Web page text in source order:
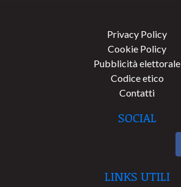
Privacy Policy
Cookie Policy
Pubblicità elettorale
Codice etico
Contatti
SOCIAL
LINKS UTILI